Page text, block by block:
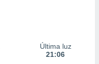
Última luz
21:06